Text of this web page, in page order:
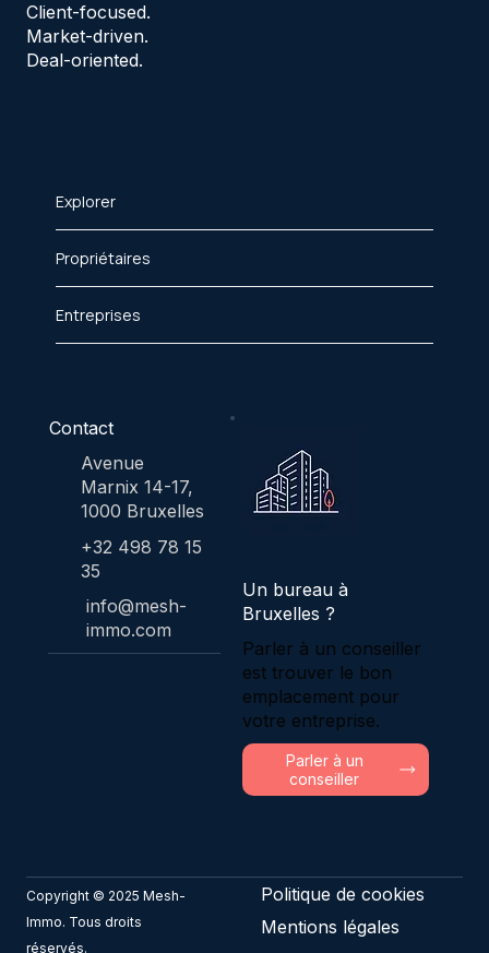
Client-focused.
Market-driven.
Deal-oriented.
Explorer
Propriétaires
Entreprises
Contact
Avenue
Marnix 14-17,
1000 Bruxelles
+32 498 78 15
35
info@mesh-
immo.com
Un bureau à
Bruxelles ?
Parler à un conseiller
est trouver le bon
emplacement pour
votre entreprise.
Parler à un
conseiller
Copyright © 2025 Mesh-
Immo. Tous droits
réservés.
Politique de cookies
Mentions légales